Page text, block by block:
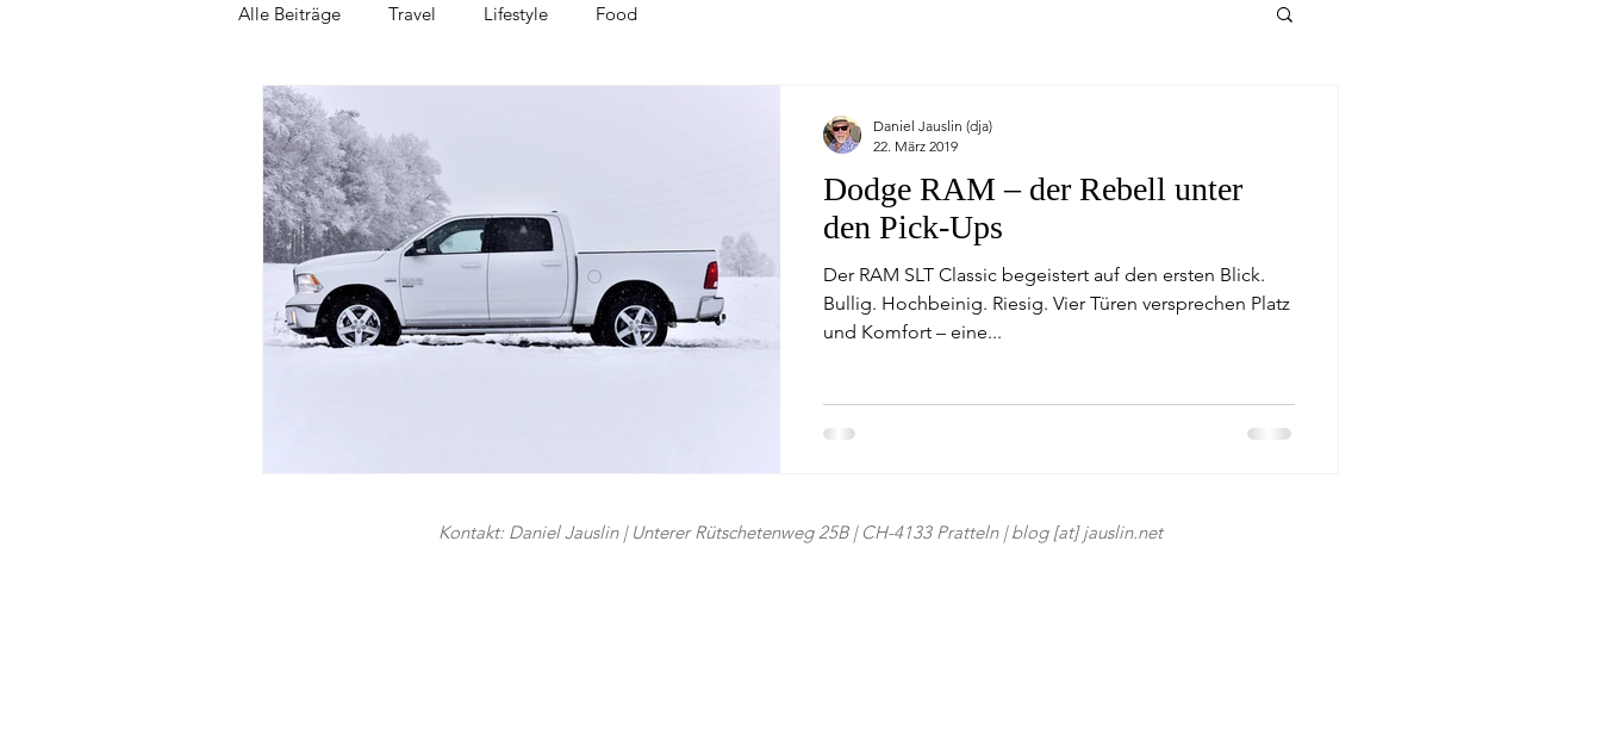
Alle Beiträge Travel Lifestyle Food
Dodge RAM – der Rebell unter
den Pick-Ups
Der RAM SLT Classic begeistert auf den ersten Blick.
Bullig. Hochbeinig. Riesig. Vier Türen versprechen Platz
und Komfort – eine...
Daniel Jauslin (dja)
22. März 2019
Kontakt: Daniel Jauslin | Unterer Rütschetenweg 25B | CH-4133 Pratteln | blog [at] jauslin.net